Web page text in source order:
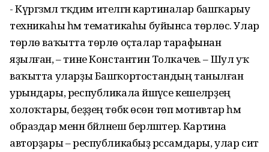
- Күргәзмәлә тәҡдим ителгән картиналар башҡарыу
техникаһы һәм тематикаһы буйынса төрлөсә. Улар
төрлө ваҡытта төрлө оҫталар тарафынан
яҙылған, – тине Константин Толкачев. – Шул уҡ
ваҡытта уларҙы Башҡортостандың танылған
урындары, республикала йәшәүсе кешеләрҙең
холоҡтары, беҙҙең төбәк өсөн төп мотивтар һәм
образдар менән бәйләнеш берләштерә. Картина
авторҙары – республикабыҙ рәссамдары, улар сит